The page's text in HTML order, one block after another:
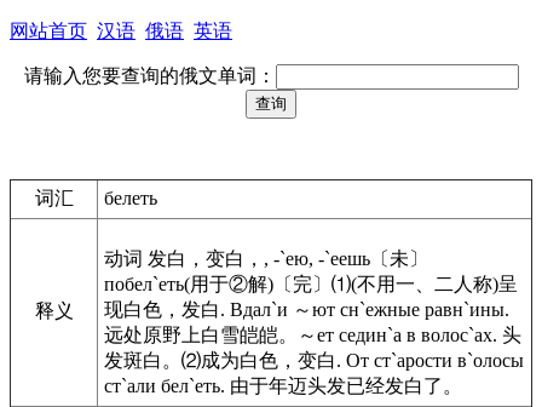
网站首页 汉语 俄语 英语
请输入您要查询的俄文单词：
词汇 белеть
释义
动词 发白，变白，, -`ею, -`еешь〔未〕
побел`еть(用于②解)〔完〕⑴(不用一、二人称)呈
现白色，发白. Вдал`и ～ют сн`ежные равн`ины.
远处原野上白雪皑皑。～ет седин`а в волос`ах. 头
发斑白。⑵成为白色，变白. От ст`арости в`олосы
ст`али бел`еть. 由于年迈头发已经发白了。